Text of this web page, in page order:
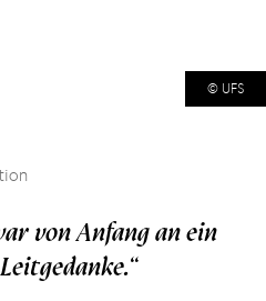
© UFS
von Anfang an ein